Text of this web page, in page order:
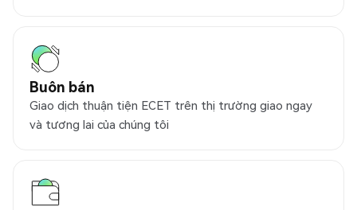
Buôn bán
Giao dịch thuận tiện ECET trên thị trường giao ngay
và tương lai của chúng tôi